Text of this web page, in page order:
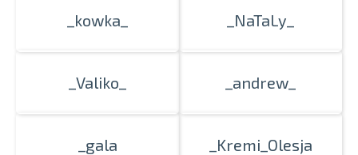
_kowka_ _NaTaLy_
_Valiko_ _andrew_
_gala _Kremi_Olesja